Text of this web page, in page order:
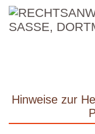
Skip
Hinweise zur